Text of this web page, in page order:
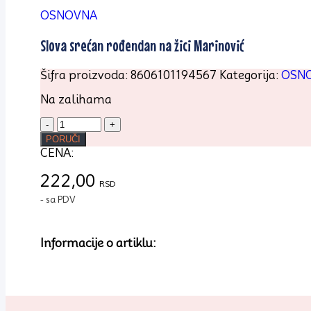
OSNOVNA
Slova srećan rođendan na žici Marinović
Šifra proizvoda: 8606101194567 Kategorija:
Na zalihama
Slova
srećan
rođendan
žici
Marinović
količina
PORUČI
CENA:
222,00 RSD
- sa PDV
Informacije o artiklu: